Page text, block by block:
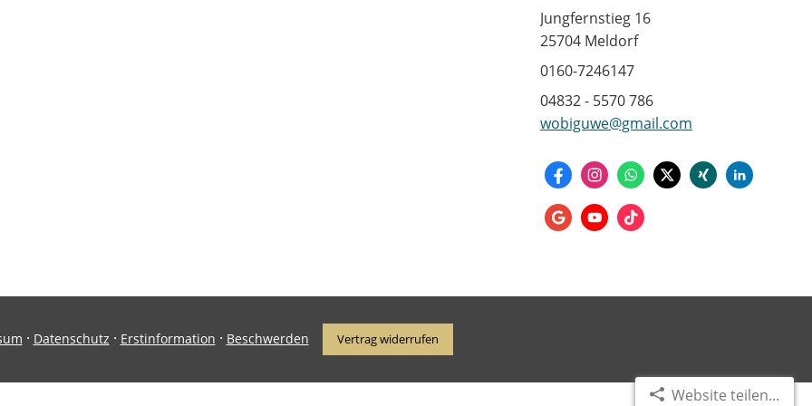
Jungfernstieg 16
25704 Meldorf
0160-7246147
04832 - 5570 786
wobiguwe@gmail.com
· Datenschutz · Erstinformation · Beschwerden Vertrag widerrufen
Website teilen...